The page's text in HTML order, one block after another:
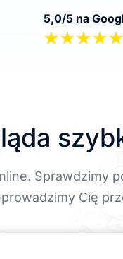
5,0/5 na
★★★★★
Cię